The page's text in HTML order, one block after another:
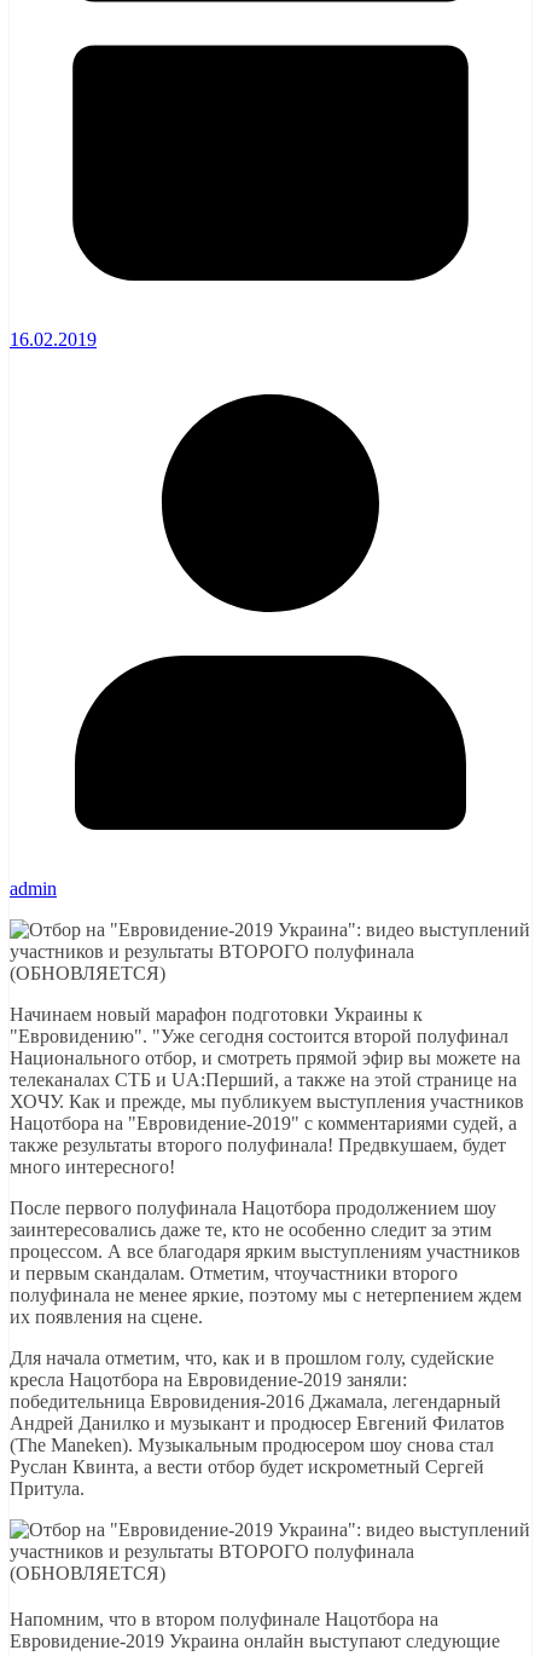
16.02.2019
admin
Начинаем новый марафон подготовки Украины к
"Евровидению". "Уже сегодня состоится второй полуфинал
Национального отбор, и смотреть прямой эфир вы можете на
телеканалах СТБ и UА:Перший, а также на этой странице на
ХОЧУ. Как и прежде, мы публикуем выступления участников
Нацотбора на "Евровидение-2019" с комментариями судей, а
также результаты второго полуфинала! Предвкушаем, будет
много интересного!
После первого полуфинала Нацотбора продолжением шоу
заинтересовались даже те, кто не особенно следит за этим
процессом. А все благодаря ярким выступлениям участников
и первым скандалам. Отметим, чтоучастники второго
полуфинала не менее яркие, поэтому мы с нетерпением ждем
их появления на сцене.
Для начала отметим, что, как и в прошлом голу, судейские
кресла Нацотбора на Евровидение-2019 заняли:
победительница Евровидения-2016 Джамала, легендарный
Андрей Данилко и музыкант и продюсер Евгений Филатов
(The Maneken). Музыкальным продюсером шоу снова стал
Руслан Квинта, а вести отбор будет искрометный Сергей
Притула.
Напомним, что в втором полуфинале Нацотбора на
Евровидение-2019 Украина онлайн выступают следующие